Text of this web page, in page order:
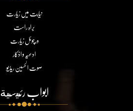
نیابت میں زیارت
براہ راست
ورچوئل زیارت
ادعیہ و اذکار
صوت الحسین ریڈیو
ابواب رئيسية